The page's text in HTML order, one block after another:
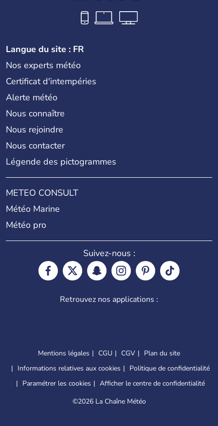
Langue du site : FR
Nos experts météo
Certificat d'intempéries
Alerte météo
Nous connaître
Nous rejoindre
Nous contacter
Légende des pictogrammes
METEO CONSULT
Météo Marine
Météo pro
Suivez-nous :
Retrouvez nos applications :
Mentions légales CGU CGV
Plan du site
Informations relatives aux cookies
Politique de confidentialité
Paramétrer les cookies
Afficher le centre de confidentialité
©2026 La Chaîne Météo